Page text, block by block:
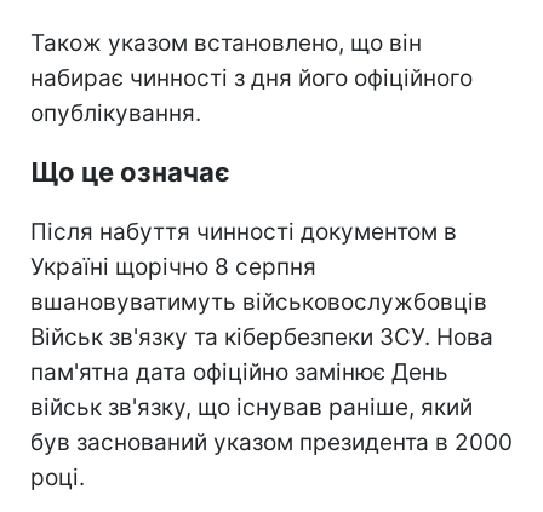
Також указом встановлено, що він
набирає чинності з дня його офіційного
опублікування.
Що це означає
Після набуття чинності документом в
Україні щорічно 8 серпня
вшановуватимуть військовослужбовців
Військ зв'язку та кібербезпеки ЗСУ. Нова
пам'ятна дата офіційно замінює День
військ зв'язку, що існував раніше, який
був заснований указом президента в 2000
році.